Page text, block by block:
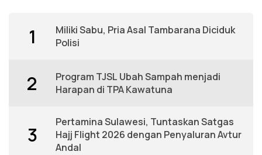
1
Miliki Sabu, Pria Asal Tambarana Diciduk
Polisi
2
Program TJSL Ubah Sampah menjadi
Harapan di TPA Kawatuna
3
Pertamina Sulawesi, Tuntaskan Satgas
Hajj Flight 2026 dengan Penyaluran Avtur
Andal